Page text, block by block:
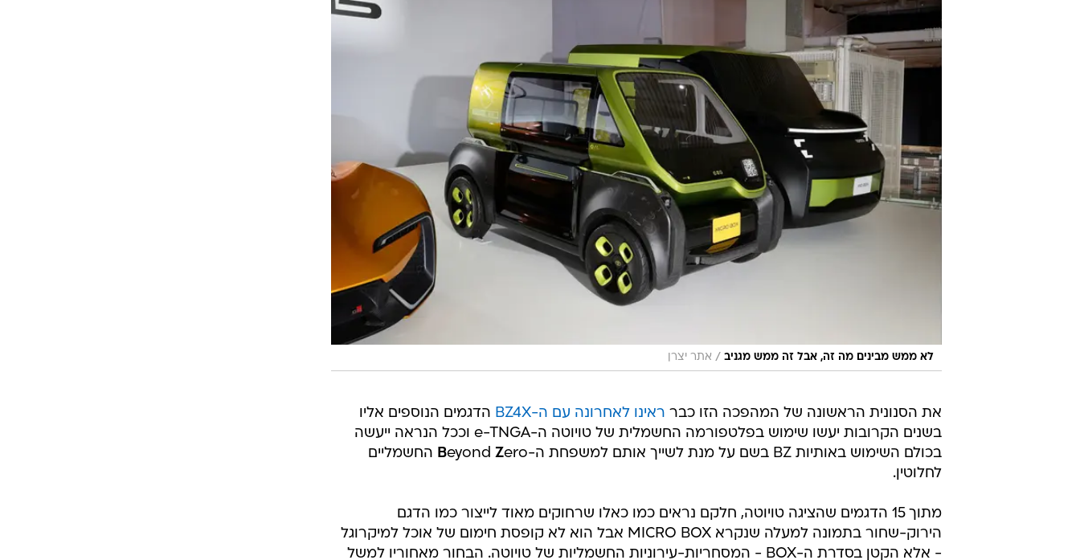
לא ממש מבינים מה זה, אבל זה ממש מגניב / אתר יצרן
את הסנונית הראשונה של המהפכה הזו כבר ראינו לאחרונה עם ה-BZ4X
הדגמים הנוספים אליו
בשנים הקרובות יעשו שימוש בפלטפורמה החשמלית של טויוטה ה-e-TNGA וככל הנראה ייעשה
בכולם השימוש באותיות BZ בשם על מנת לשייך אותם למשפחת ה-
Beyond Z
ero החשמליים
לחלוטין.
מתוך 15 הדגמים שהציגה טויוטה, חלקם נראים כמו כאלו שרחוקים מאוד לייצור כמו הדגם
הירוק-שחור בתמונה למעלה שנקרא MICRO BOX אבל הוא לא קופסת חימום של אוכל למיקרוגל
- אלא הקטן בסדרת ה-BOX - המסחריות-עירוניות החשמליות של טויוטה. הבחור מאחוריו למשל